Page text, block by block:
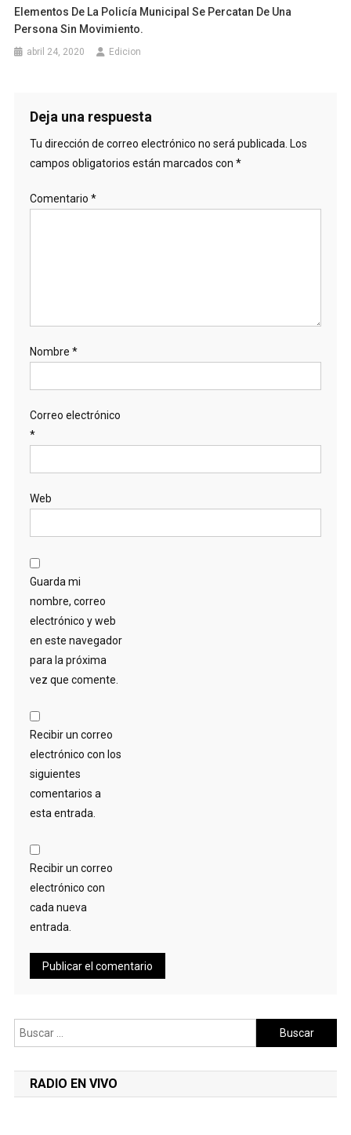
Elementos De La Policía Municipal Se Percatan De Una
Persona Sin Movimiento.
abril 24, 2020 Edicion
Deja una respuesta
Tu dirección de correo electrónico no será publicada. Los
campos obligatorios están marcados con *
Comentario *
Nombre *
Correo electrónico
*
Web
Guarda mi
nombre, correo
electrónico y web
en este navegador
para la próxima
vez que comente.
Recibir un correo
electrónico con los
siguientes
comentarios a
esta entrada.
Recibir un correo
electrónico con
cada nueva
entrada.
Buscar:
RADIO EN VIVO